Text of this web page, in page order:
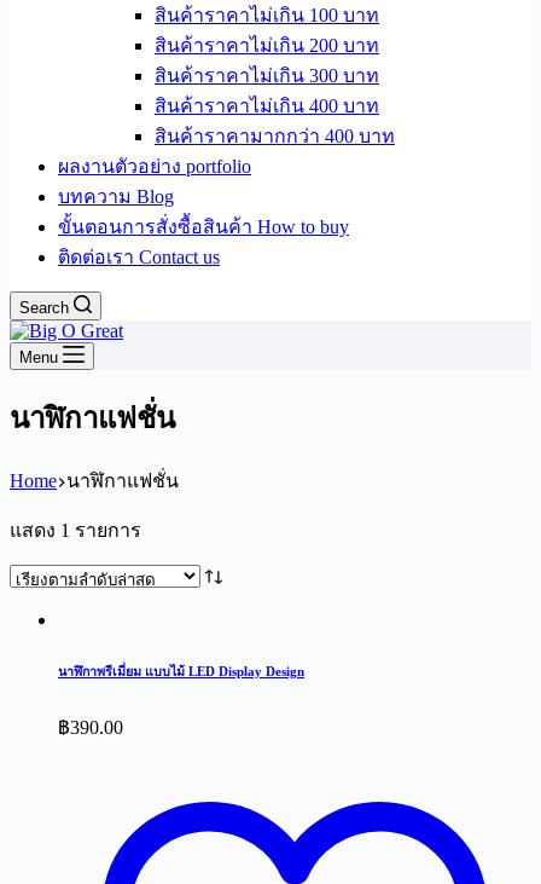
สินค้าราคาไม่เกิน 100 บาท
สินค้าราคาไม่เกิน 200 บาท
สินค้าราคาไม่เกิน 300 บาท
สินค้าราคาไม่เกิน 400 บาท
สินค้าราคามากกว่า 400 บาท
ผลงานตัวอย่าง portfolio
บทความ Blog
ขั้นตอนการสั่งซื้อสินค้า How to buy
ติดต่อเรา Contact us
Search
Menu
นาฬิกาแฟชั่น
Home นาฬิกาแฟชั่น
แสดง 1 รายการ
นาฬิกาพรีเมี่ยม แบบไม้ LED Display Design
฿390.00